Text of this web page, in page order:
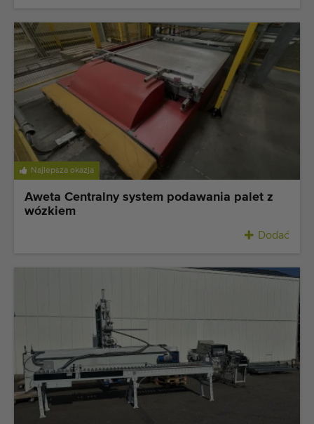
Najlepsza okazja
Aweta Centralny system podawania palet z
wózkiem
Dodać